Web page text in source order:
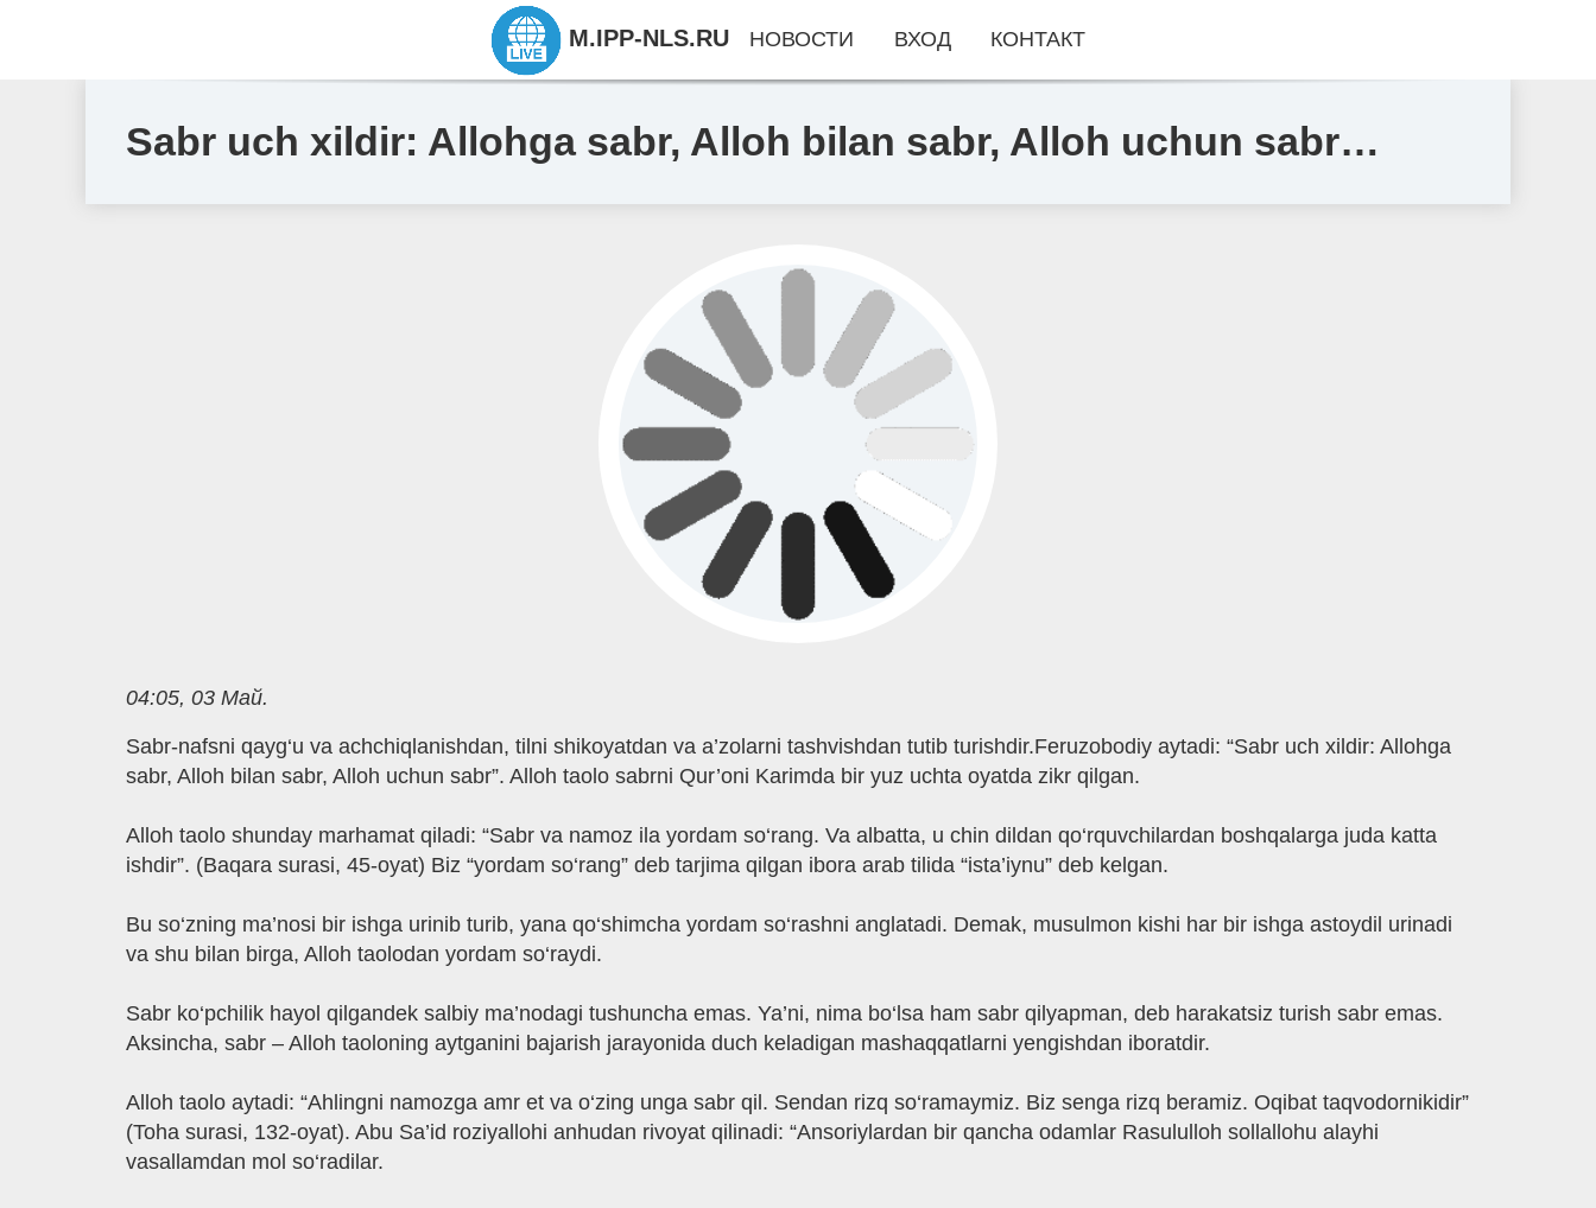
Sabr uch xildir: Allohga sabr, Alloh bilan sabr, Alloh uchun sabr…
04:05, 03 Май.
Sabr-nafsni qayg‘u va achchiqlanishdan, tilni shikoyatdan va a’zolarni tashvishdan tutib turishdir.Feruzobodiy aytadi: “Sabr uch xildir: Allohga
sabr, Alloh bilan sabr, Alloh uchun sabr”. Alloh taolo sabrni Qur’oni Karimda bir yuz uchta oyatda zikr qilgan.
Alloh taolo shunday marhamat qiladi: “Sabr va namoz ila yordam so‘rang. Va albatta, u chin dildan qo‘rquvchilardan boshqalarga juda katta
ishdir”. (Baqara surasi, 45-oyat) Biz “yordam so‘rang” deb tarjima qilgan ibora arab tilida “ista’iynu” deb kelgan.
Bu so‘zning ma’nosi bir ishga urinib turib, yana qo‘shimcha yordam so‘rashni anglatadi. Demak, musulmon kishi har bir ishga astoydil urinadi
va shu bilan birga, Alloh taolodan yordam so‘raydi.
Sabr ko‘pchilik hayol qilgandek salbiy ma’nodagi tushuncha emas. Ya’ni, nima bo‘lsa ham sabr qilyapman, deb harakatsiz turish sabr emas.
Aksincha, sabr – Alloh taoloning aytganini bajarish jarayonida duch keladigan mashaqqatlarni yengishdan iboratdir.
Alloh taolo aytadi: “Ahlingni namozga amr et va o‘zing unga sabr qil. Sendan rizq so‘ramaymiz. Biz senga rizq beramiz. Oqibat taqvodornikidir”
(Toha surasi, 132-oyat). Abu Sa’id roziyallohi anhudan rivoyat qilinadi: “Ansoriylardan bir qancha odamlar Rasululloh sollallohu alayhi
vasallamdan mol so‘radilar.
M.IPP-NLS.RU НОВОСТИ ВХОД КОНТАКТ